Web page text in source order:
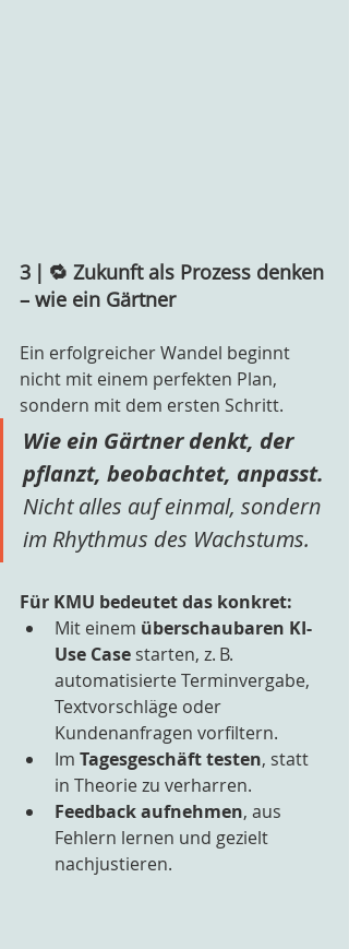
3 | 🔁 Zukunft als Prozess denken
– wie ein Gärtner
Ein erfolgreicher Wandel beginnt
nicht mit einem perfekten Plan,
sondern mit dem ersten Schritt.
Wie ein Gärtner denkt, der
pflanzt, beobachtet, anpasst.
Nicht alles auf einmal, sondern
im Rhythmus des Wachstums.
Für KMU bedeutet das konkret:
Mit einem überschaubaren KI-
Use Case starten, z. B.
automatisierte Terminvergabe,
Textvorschläge oder
Kundenanfragen vorfiltern.
Im Tagesgeschäft testen, statt
in Theorie zu verharren.
Feedback aufnehmen, aus
Fehlern lernen und gezielt
nachjustieren.